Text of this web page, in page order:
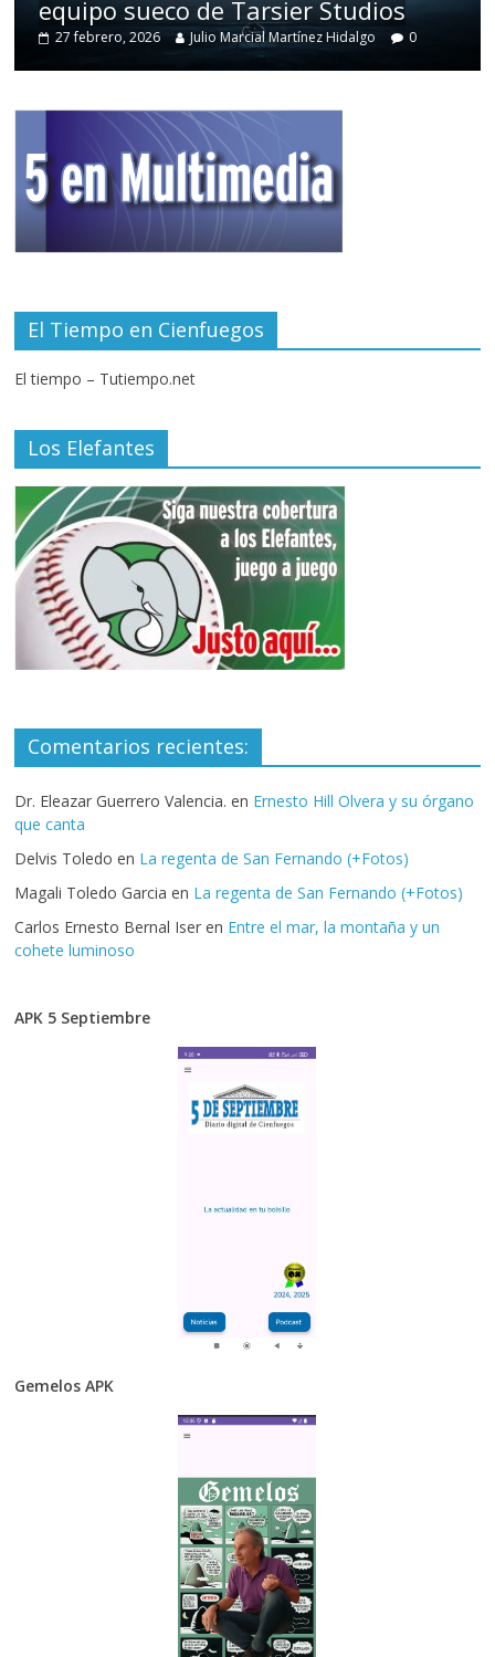
equipo sueco de Tarsier Studios
27 febrero, 2026 Julio Marcial Martínez Hidalgo 0
El Tiempo en Cienfuegos
El tiempo – Tutiempo.net
Los Elefantes
Comentarios recientes:
Dr. Eleazar Guerrero Valencia. en Ernesto Hill Olvera y su órgano
que canta
Delvis Toledo en La regenta de San Fernando (+Fotos)
Magali Toledo Garcia en La regenta de San Fernando (+Fotos)
Carlos Ernesto Bernal Iser en Entre el mar, la montaña y un
cohete luminoso
APK 5 Septiembre
Gemelos APK